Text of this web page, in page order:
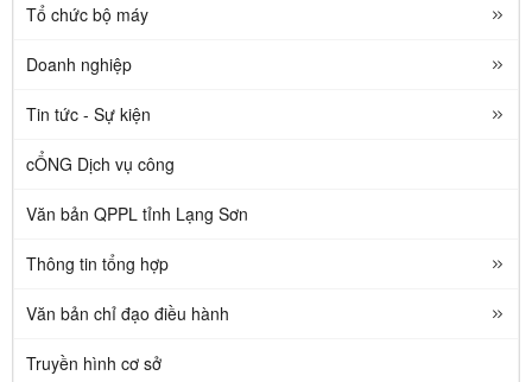
Tổ chức bộ máy
Doanh nghiệp
Tin tức - Sự kiện
cỔNG Dịch vụ công
Văn bản QPPL tỉnh Lạng Sơn
Thông tin tổng hợp
Văn bản chỉ đạo điều hành
Truyền hình cơ sở